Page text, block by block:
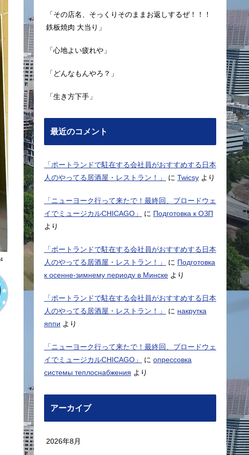
「その店名、そっくりそのままお返しするぜ！！！
鉄板焼肉 大当り」
「心地よい疲れや」
「どんなもんやろ？」
「生き方下手」
最近のコメント
「ポートランドで駐在する会社員がおすすめする日本
人のやってる居酒屋・レストラン！」
に Twicsy より
「ニューヨーク行って来たで！最終回、ブロードウェ
イでミュージカルCHICAGO」
に Подготовка к ОЗП
より
「ポートランドで駐在する会社員がおすすめする日本
人のやってる居酒屋・レストラン！」
に Подготовка
к осенне-зимнему периоду в Минске より
「ポートランドで駐在する会社員がおすすめする日本
人のやってる居酒屋・レストラン！」
に накрутка
яппи より
「ニューヨーク行って来たで！最終回、ブロードウェ
イでミュージカルCHICAGO」
に опрессовка
системы теплоснабжения より
アーカイブ
2026年8月